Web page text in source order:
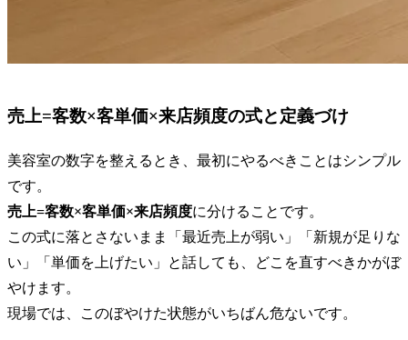
売上=客数×客単価×来店頻度の式と定義づけ
美容室の数字を整えるとき、最初にやるべきことはシンプル
です。
売上=客数×客単価×来店頻度に分けることです。
この式に落とさないまま「最近売上が弱い」「新規が足りな
い」「単価を上げたい」と話しても、どこを直すべきかがぼ
やけます。
現場では、このぼやけた状態がいちばん危ないです。